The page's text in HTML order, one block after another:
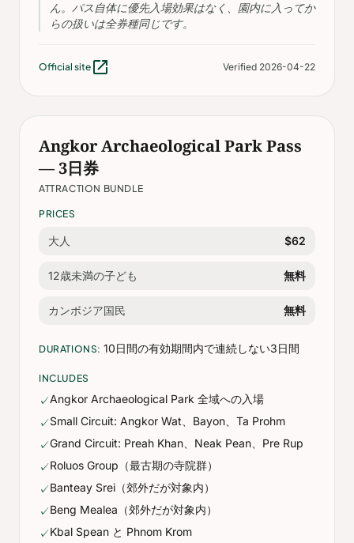
ん。パス自体に優先入場効果はなく、園内に入ってか
らの扱いは全券種同じです。
Official site open_in_new Verified 2026-04-22
Angkor Archaeological Park Pass
— 3日券
ATTRACTION BUNDLE
PRICES
大人 $62
12歳未満の子ども 無料
カンボジア国民 無料
DURATIONS: 10日間の有効期間内で連続しない3日間
INCLUDES
✓Angkor Archaeological Park 全域への入場
✓Small Circuit: Angkor Wat、Bayon、Ta Prohm
✓Grand Circuit: Preah Khan、Neak Pean、Pre Rup
✓Roluos Group（最古期の寺院群）
✓Banteay Srei（郊外だが対象内）
✓Beng Mealea（郊外だが対象内）
✓Kbal Spean と Phnom Krom